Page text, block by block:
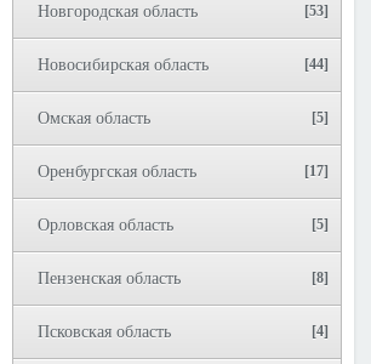
Новгородская область [53]
Новосибирская область [44]
Омская область [5]
Оренбургская область [17]
Орловская область [5]
Пензенская область [8]
Псковская область [4]